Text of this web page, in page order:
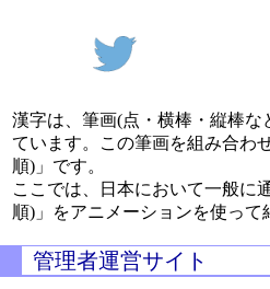
漢字は、筆画(点・横棒・縦棒な
ています。この筆画を組み合わ
順)」です。
ここでは、日本において一般に
順)」をアニメーションを使って
管理者運営サイト